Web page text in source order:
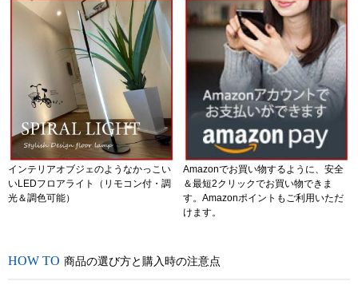
インテリアオブジェのようなかっこい
いLEDフロアライト（リモコン付・調
光＆調色可能）
Amazonでお買い物するように、安全
＆最短2クリックでお買い物できま
す。Amazonポイントもご利用いただ
けます。
商品の選び方と購入時の注意点